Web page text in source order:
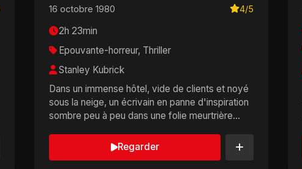
16 octobre 1980 4/5
2h 23min
Epouvante-horreur, Thriller
Stanley Kubrick
Dans un immense hôtel, vide de clients et noyé
sous la neige, un écrivain en panne d'inspiration
sombre peu à peu dans une folie meurtrière
Regarder